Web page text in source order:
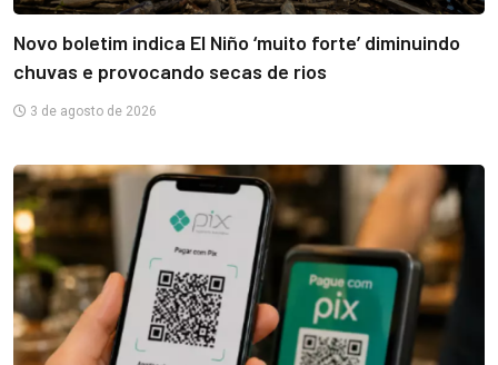
Novo boletim indica El Niño ‘muito forte’ diminuindo
chuvas e provocando secas de rios
3 de agosto de 2026